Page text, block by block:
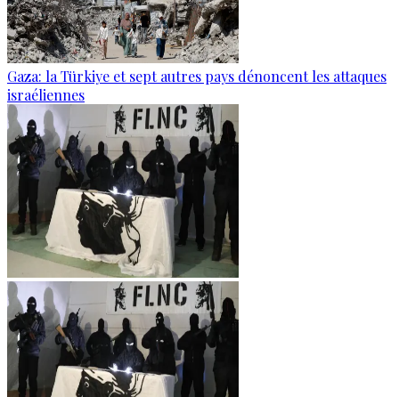
Gaza: la Türkiye et sept autres pays dénoncent les attaques
israéliennes